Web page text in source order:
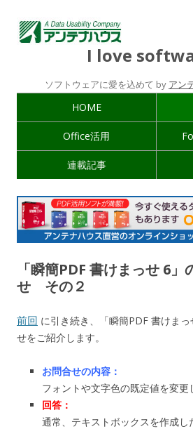
I love
ソフトウェアに愛を込めて by アン
HOME
Office活用
連載記事
「瞬簡PDF 書けまっせ 6
せ その２
前回 に引き続き、「瞬簡PDF 書けま
せをご紹介します。
お問合せの内容：
フォントや文字色の既定値を変更
回答：
通常、テキストボックスを作成し